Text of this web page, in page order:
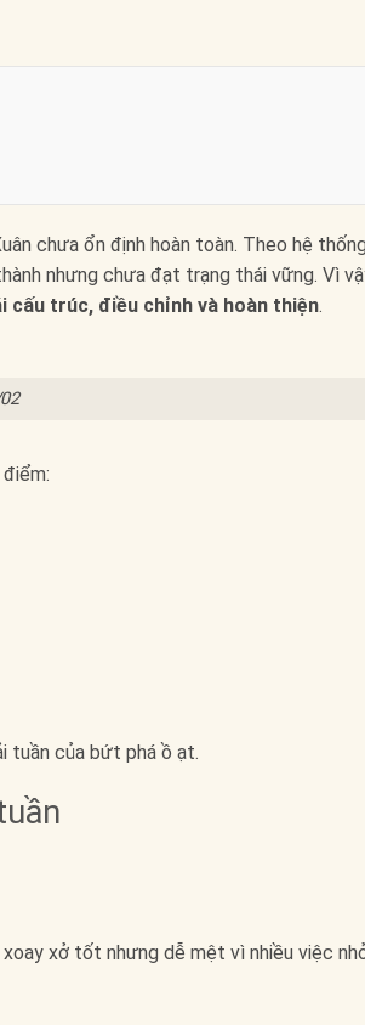
chưa ổn định hoàn toàn. Theo hệ
nhưng chưa đạt trạng thái vững. Vì
cấu trúc, điều chỉnh và hoàn thiện.
tuần của bứt phá ồ ạt.
xở tốt nhưng dễ mệt vì nhiều việc